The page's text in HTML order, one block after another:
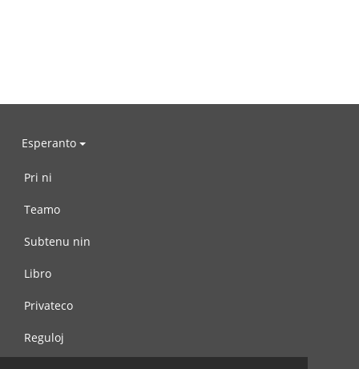
Esperanto
Pri ni
Teamo
Subtenu nin
Libro
Privateco
Reguloj